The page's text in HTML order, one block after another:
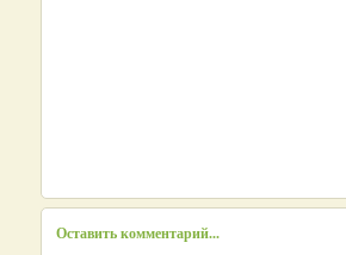
Оставить комментарий...